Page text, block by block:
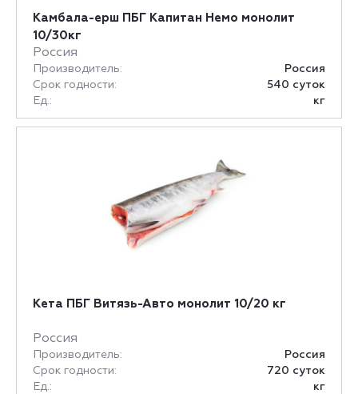
Камбала-ерш ПБГ Капитан Немо монолит
10/30кг
Россия
Производитель:
Россия
Срок годности:
540 суток
Ед.:
кг
Кета ПБГ Витязь-Авто монолит 10/20 кг
Россия
Производитель:
Россия
Срок годности:
720 суток
Ед.:
кг